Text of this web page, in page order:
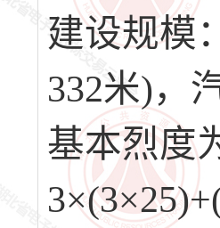
建设规模
332米)，
基本烈度